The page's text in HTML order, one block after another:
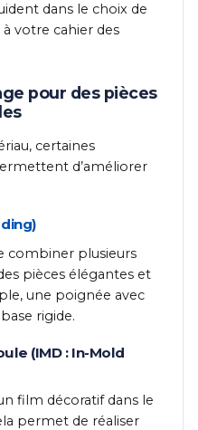
dans le choix de
votre cahier des
pour des pièces
certaines
d’améliorer
combiner plusieurs
pièces élégantes et
une poignée avec
rigide.
(IMD : In-Mold
film décoratif dans le
permet de réaliser